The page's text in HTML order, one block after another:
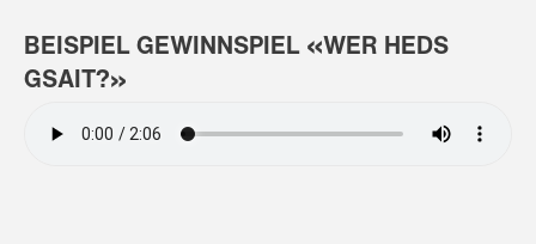
BEISPIEL GEWINNSPIEL «WER HEDS
GSAIT?»